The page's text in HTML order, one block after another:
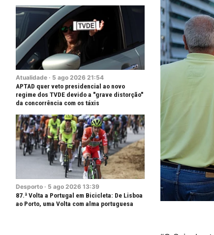
Atualidade · 5 ago 2026 21:54
APTAD quer veto presidencial ao novo
regime dos TVDE devido a "grave distorção"
da concorrência com os táxis
Desporto · 5 ago 2026 13:39
87.ª Volta a Portugal em Bicicleta: De Lisboa
ao Porto, uma Volta com alma portuguesa